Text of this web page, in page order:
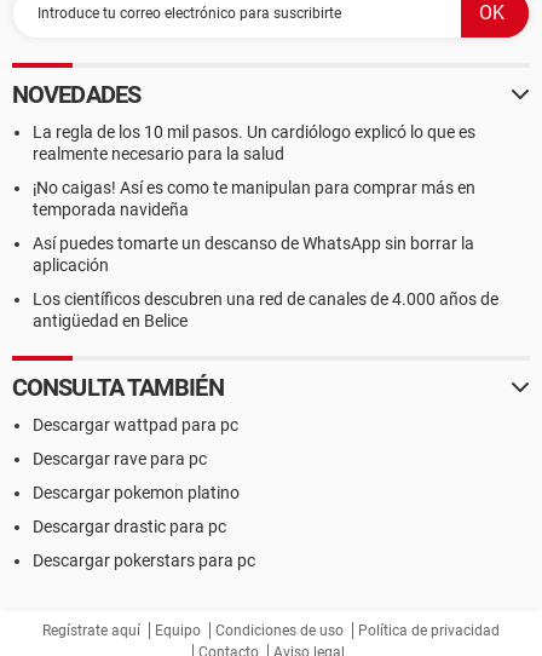
NOVEDADES
La regla de los 10 mil pasos. Un cardiólogo explicó lo que es
realmente necesario para la salud
¡No caigas! Así es como te manipulan para comprar más en
temporada navideña
Así puedes tomarte un descanso de WhatsApp sin borrar la
aplicación
Los científicos descubren una red de canales de 4.000 años de
antigüedad en Belice
CONSULTA TAMBIÉN
Descargar wattpad para pc
Descargar rave para pc
Descargar pokemon platino
Descargar drastic para pc
Descargar pokerstars para pc
Regístrate aquí Equipo Condiciones de uso
Política de privacidad
Contacto
Aviso legal